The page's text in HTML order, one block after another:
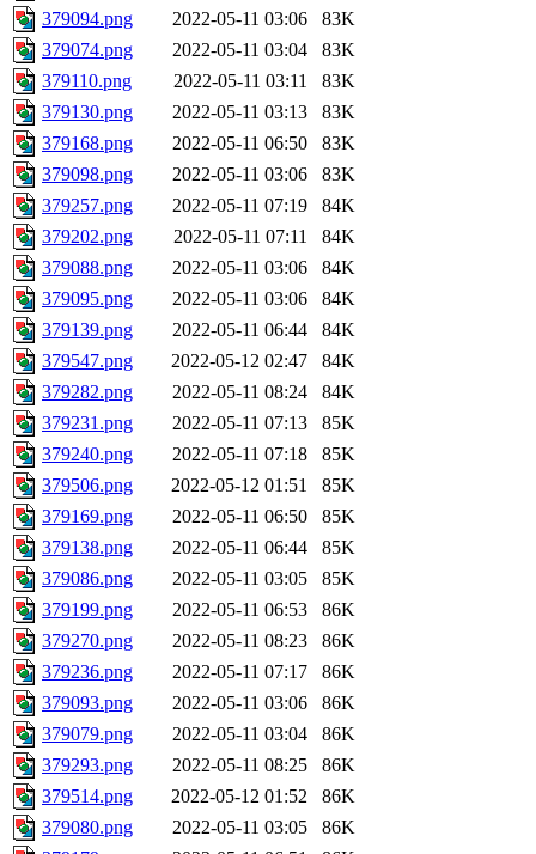
379094.png
2022-05-11 03:06
83K
379074.png
2022-05-11 03:04
83K
379110.png
2022-05-11 03:11
83K
379130.png
2022-05-11 03:13
83K
379168.png
2022-05-11 06:50
83K
379098.png
2022-05-11 03:06
83K
379257.png
2022-05-11 07:19
84K
379202.png
2022-05-11 07:11
84K
379088.png
2022-05-11 03:06
84K
379095.png
2022-05-11 03:06
84K
379139.png
2022-05-11 06:44
84K
379547.png
2022-05-12 02:47
84K
379282.png
2022-05-11 08:24
84K
379231.png
2022-05-11 07:13
85K
379240.png
2022-05-11 07:18
85K
379506.png
2022-05-12 01:51
85K
379169.png
2022-05-11 06:50
85K
379138.png
2022-05-11 06:44
85K
379086.png
2022-05-11 03:05
85K
379199.png
2022-05-11 06:53
86K
379270.png
2022-05-11 08:23
86K
379236.png
2022-05-11 07:17
86K
379093.png
2022-05-11 03:06
86K
379079.png
2022-05-11 03:04
86K
379293.png
2022-05-11 08:25
86K
379514.png
2022-05-12 01:52
86K
379080.png
2022-05-11 03:05
86K